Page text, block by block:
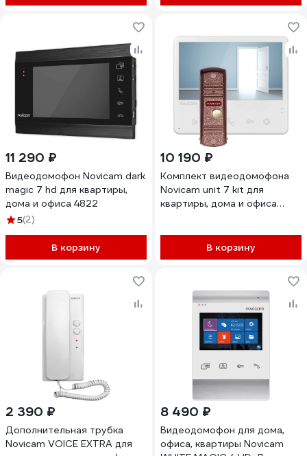
через модуль сопряжения с
11 290 ₽
Видеодомофон Novicam dark
magic 7 hd для квартиры,
дома и офиса 4822
5(2)
В корзину
10 190 ₽
Комплект видеодомофона
Novicam unit 7 kit для
квартиры, дома и офиса
В корзину
2 390 ₽
Дополнительная трубка
Novicam VOICE EXTRA для
8 490 ₽
Видеодомофон для дома,
офиса, квартиры Novicam